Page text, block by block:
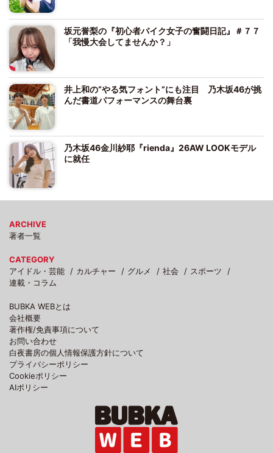
坂元誉梨の『初心者バイク女子の奮闘日記』＃７７
「我慢大会してませんか？」
井上和の“やる気フォント”にも注目 乃木坂46が挑
んだ書道パフォーマンスの舞台裏
乃木坂46金川紗耶『rienda』26AW LOOKモデル
に就任
ARCHIVE
著者一覧
CATEGORY
アイドル・芸能
カルチャー グルメ 社会
スポーツ
連載・コラム
BUBKA WEBとは
会社概要
著作権/免責事項について
お問い合わせ
白夜書房の個人情報保護方針について
プライバシーポリシー
Cookieポリシー
AIポリシー